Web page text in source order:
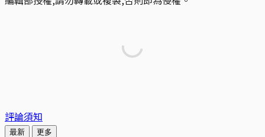
評論須知
最新 更多